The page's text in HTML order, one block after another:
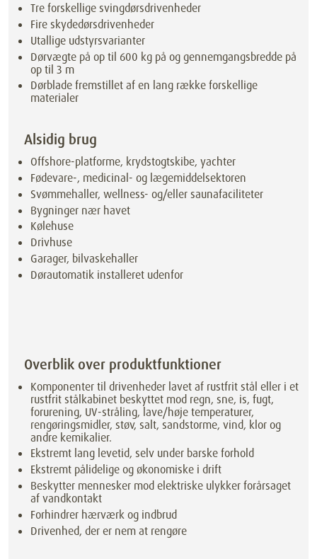
Tre forskellige svingdørsdrivenheder
Fire skydedørsdrivenheder
Utallige udstyrsvarianter
Dørvægte på op til 600 kg på og gennemgangsbredde på
op til 3 m
Dørblade fremstillet af en lang række forskellige
materialer
Alsidig brug
Offshore-platforme, krydstogtskibe, yachter
Fødevare-, medicinal- og lægemiddelsektoren
Svømmehaller, wellness- og/eller saunafaciliteter
Bygninger nær havet
Kølehuse
Drivhuse
Garager, bilvaskehaller
Dørautomatik installeret udenfor
Overblik over produktfunktioner
Komponenter til drivenheder lavet af rustfrit stål eller i et
rustfrit stålkabinet beskyttet mod regn, sne, is, fugt,
forurening, UV-stråling, lave/høje temperaturer,
rengøringsmidler, støv, salt, sandstorme, vind, klor og
andre kemikalier.
Ekstremt lang levetid, selv under barske forhold
Ekstremt pålidelige og økonomiske i drift
Beskytter mennesker mod elektriske ulykker forårsaget
af vandkontakt
Forhindrer hærværk og indbrud
Drivenhed, der er nem at rengøre